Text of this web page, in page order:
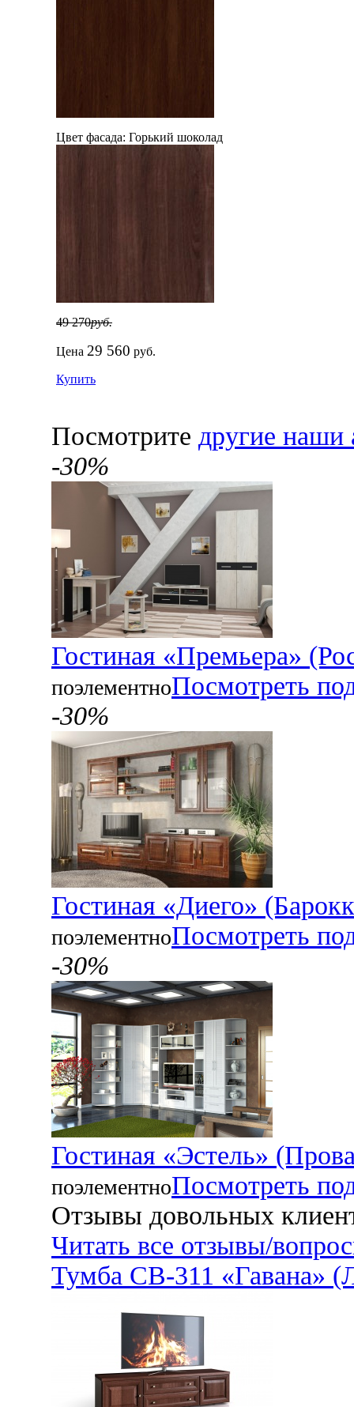
Цвет фасада: Горький шоколад
49 270руб.
Цена 29 560 руб.
Купить
Посмотрите другие наши
-30%
Гостиная «Премьера»
поэлементноПосмотреть
-30%
Гостиная «Диего»
поэлементноПосмотреть
-30%
Гостиная «Эстель»
поэлементноПосмотреть
Отзывы довольных
Читать все отзывы/
Тумба СВ-311 «Гавана»